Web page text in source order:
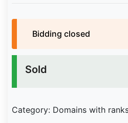
Bidding closed
Sold
Category: Domains with